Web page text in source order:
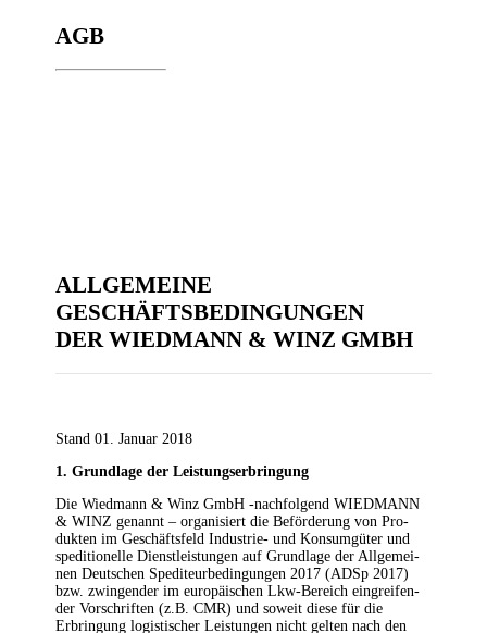
AGB
ALL­GE­MEI­NE
GESCHÄFTSBEDINGUNGEN
DER WIEDMANN & WINZ GMBH
Stand 01. Janu­ar 2018
1. Grund­la­ge der Leistungserbringung
Die Wiedmann & Winz GmbH ‑nach­fol­gend WIEDMANN
& WINZ genannt – orga­ni­siert die Beför­de­rung von Pro­
duk­ten im Geschäfts­feld Indus­trie- und Kon­sum­gü­ter und
spe­di­tio­nel­le Dienst­leis­tun­gen auf Grund­la­ge der All­ge­mei­
nen Deut­schen Spe­di­teur­be­din­gun­gen 2017 (ADSp 2017)
bzw. zwin­gen­der im euro­päi­schen Lkw-Bereich ein­grei­fen­
der Vor­schrif­ten (z.B. CMR) und soweit die­se für die
Erbrin­gung logis­ti­scher Leis­tun­gen nicht gel­ten nach den